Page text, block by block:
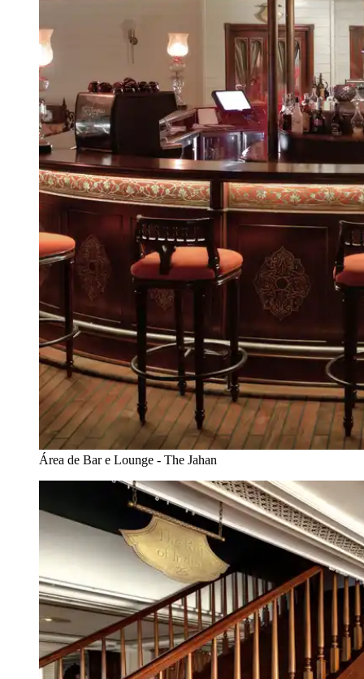
Área de Bar e Lounge - The Jahan